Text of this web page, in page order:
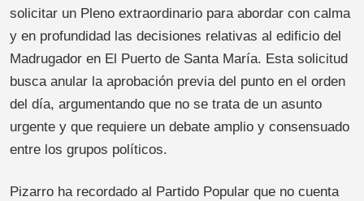
solicitar un Pleno extraordinario para abordar con calma
y en profundidad las decisiones relativas al edificio del
Madrugador en El Puerto de Santa María. Esta solicitud
busca anular la aprobación previa del punto en el orden
del día, argumentando que no se trata de un asunto
urgente y que requiere un debate amplio y consensuado
entre los grupos políticos.
Pizarro ha recordado al Partido Popular que no cuenta